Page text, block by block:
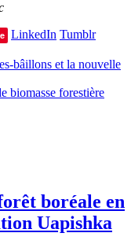
LinkedIn Tumblr
bâillons et la nouvelle
biomasse forestière
boréale en
Uapishka